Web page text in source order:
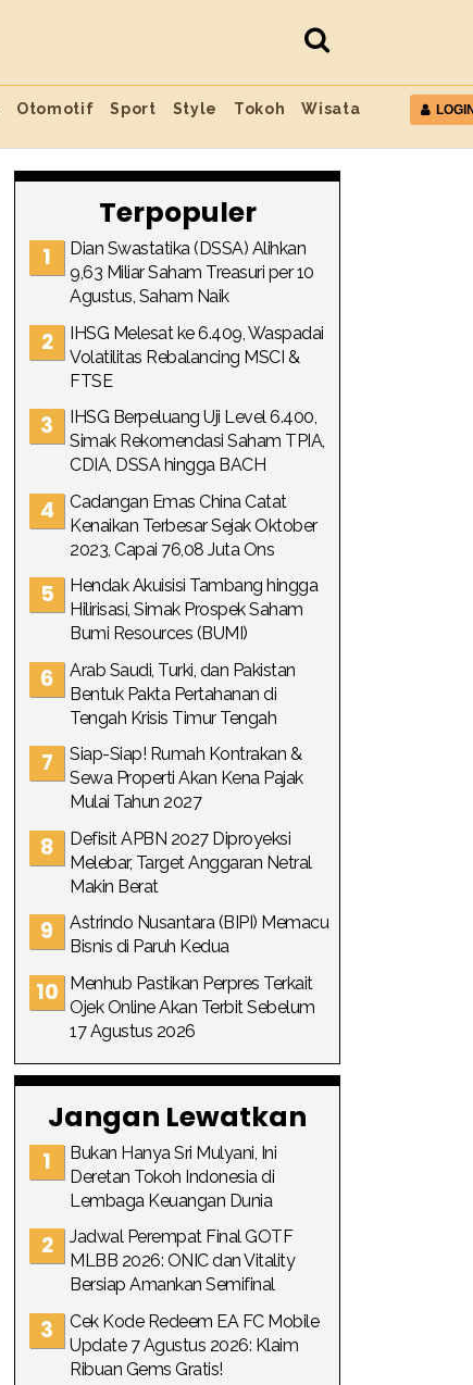
Otomotif Sport Style Tokoh Wisata
Terpopuler
Dian Swastatika (DSSA) Alihkan
9,63 Miliar Saham Treasuri per 10
Agustus, Saham Naik
IHSG Melesat ke 6.409, Waspadai
Volatilitas Rebalancing MSCI &
FTSE
IHSG Berpeluang Uji Level 6.400,
Simak Rekomendasi Saham TPIA,
CDIA, DSSA hingga BACH
Cadangan Emas China Catat
Kenaikan Terbesar Sejak Oktober
2023, Capai 76,08 Juta Ons
Hendak Akuisisi Tambang hingga
Hilirisasi, Simak Prospek Saham
Bumi Resources (BUMI)
Arab Saudi, Turki, dan Pakistan
Bentuk Pakta Pertahanan di
Tengah Krisis Timur Tengah
Siap-Siap! Rumah Kontrakan &
Sewa Properti Akan Kena Pajak
Mulai Tahun 2027
Defisit APBN 2027 Diproyeksi
Melebar, Target Anggaran Netral
Makin Berat
Astrindo Nusantara (BIPI) Memacu
Bisnis di Paruh Kedua
Menhub Pastikan Perpres Terkait
Ojek Online Akan Terbit Sebelum
17 Agustus 2026
Jangan Lewatkan
Bukan Hanya Sri Mulyani, Ini
Deretan Tokoh Indonesia di
Lembaga Keuangan Dunia
Jadwal Perempat Final GOTF
MLBB 2026: ONIC dan Vitality
Bersiap Amankan Semifinal
Cek Kode Redeem EA FC Mobile
Update 7 Agustus 2026: Klaim
Ribuan Gems Gratis!